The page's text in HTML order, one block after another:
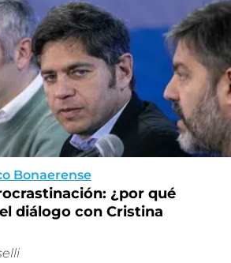
Bonaerense
¿por qué
diálogo con Cristina